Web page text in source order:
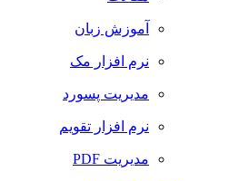
آموزش زبان
نرم افزار مک
مدیریت پسورد
نرم افزار تقویم
مدیریت PDF